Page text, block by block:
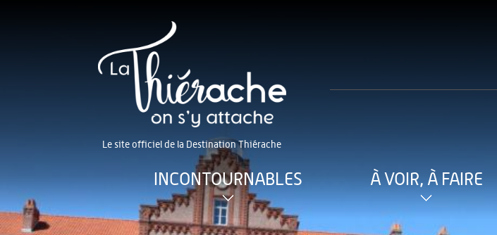
Le site officiel de la Destination Thiérache
INCONTOURNABLES À VOIR, À FAIRE